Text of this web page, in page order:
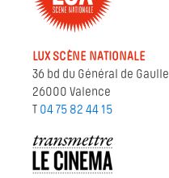
LUX SCÈNE NATIONALE
36 bd du Général de Gaulle
26000 Valence
T 04 75 82 44 15